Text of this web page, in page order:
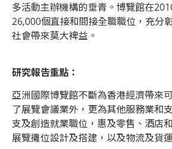
多活動主辦機構的垂青。博覽館在
26,000個直接和間接全職職位，充分
社會帶來莫大裨益。
研究報告重點：
亞洲國際博覽館不斷為香港經濟帶來
了展覽會議業外，更為其他服務業和
支及創造就業職位，惠及零售、酒店
展覽攤位設計及搭建，以及物流及貨